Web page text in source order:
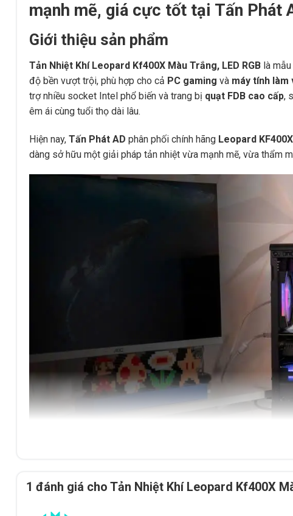
mạnh mẽ, giá cực tốt tại Tấn Phát
Giới thiệu sản phẩm
Tản Nhiệt Khí Leopard Kf400X Màu Trắng, LED RGB là mẫu
độ bền vượt trội, phù hợp cho cả PC gaming và máy tính làm
trợ nhiều socket Intel phổ biến và trang bị quạt FDB cao cấp,
êm ái cùng tuổi thọ dài lâu.
Hiện nay, Tấn Phát AD phân phối chính hãng Leopard KF400X
dàng sở hữu một giải pháp tản nhiệt vừa mạnh mẽ, vừa thẩm
Tan nhiet khi Leopard Kf400X – đen, Led RGB sẵn tại
1 đánh giá cho Tản Nhiệt Khí Leopard Kf400X